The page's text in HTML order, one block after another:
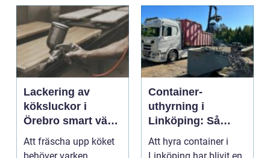
Lackering av
köksluckor i
Örebro smart väg
till ett nytt kök
Att fräscha upp köket
Container-
uthyrning i
Linköping: Så
väljer du rätt
lösning för
Att hyra container i